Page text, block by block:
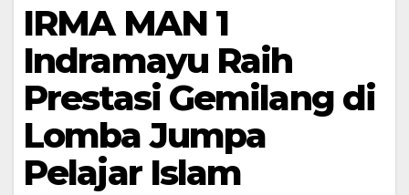
IRMA MAN 1
Indramayu Raih
Prestasi Gemilang di
Lomba Jumpa
Pelajar Islam